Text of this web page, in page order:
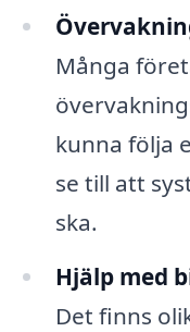
Många
kunna följa
se till att
ska.
Hjälp med
Det finns